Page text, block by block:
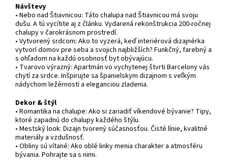
Návštevy
• Nebo nad Štiavnicou: Táto chalupa nad Štiavnicou má svoju
dušu. A tú vycítite aj z článku. Vydarená rekonštrukcia 200-ročnej
chalupy v čarokrásnom prostredí.
• Vytvorený srdcom: Ako to vyzerá, keď interiérová dizajnérka
vytvorí domov pre seba a svojich najbližších? Funkčný, farebný a
s ohľadom na každú osobnosť byt obývajúcu.
• Tvarovo výrazný: Apartmán vo vychytenej štvrti Barcelony vás
chytí za srdce. Inšpirujte sa španielskym dizajnom s veľkým
nádychom ležérnosti a eleganciou zladenia.
Dekor & štýl
• Romantika na chalupe: Ako si zariadiť víkendové bývanie? Tipy,
ktoré zapadnú do chalupy každého štýlu.
• Mestský look: Dizajn tvorený súčasnosťou. Čisté línie, kvalitné
materiály a vzdušnosť.
• Obliny sú vítané: Ako oblé linky menia charakter a atmosféru
bývania. Pohrajte sa s nimi.